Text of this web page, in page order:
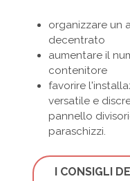
organizzare
decentrato
aumentare il
contenitore
favorire
versatile e
pannello
paraschizzi.
I CONSIGLI